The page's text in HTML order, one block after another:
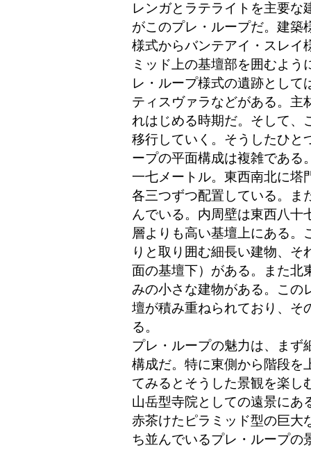
レンガとラテライトを主要
がこのプレ・ループだ。建築
様式からバンテアイ・スレイ
ミッド上の基壇部を囲むよ
レ・ループ様式の遺跡とし
ティスヴァラなどがある。主
れはじめる時期だ。そして、
移行していく。そうしたひと
ープの平面構成は複雑である
一七メートル。東西南北に塔
各三つずつ配置している。ま
んでいる。内周壁は東西八十
層よりも高い基壇上にある。
りと取り囲む細長い建物、
面の基壇下）がある。また北
みの小さな建物がある。この
壇が積み重ねられており、そ
る。
プレ・ループの魅力は、まず
構成だ。特に東側から階段を
てみるとそうした景観を楽し
山岳型寺院としての遠景にあ
赤茶けたピラミッド型の巨大
ち並んでいるプレ・ループの